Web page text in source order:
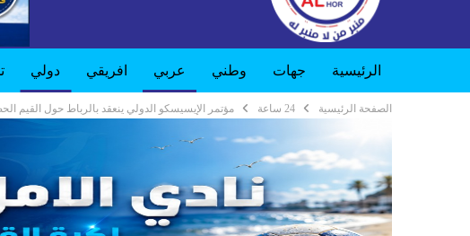
الرئيسية جهات وطني عربي افريقي دولي
الصفحة الرئيسية 24 ساعة مؤتمر الإيسيسكو الدولي ينعقد بالرباط حول القيم